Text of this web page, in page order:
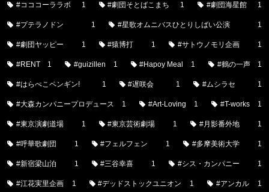
#コココーララボ 1 #劇団そとばこまち 1 #劇団海星館 1
#プテラノドン 1 #星歌オムニバスひとりしばい公演 1
#劇団ヤッピー 1 #猿博打 1 #サトウノモリ企画 1
#RENT 1 #guizillen 1 #Hapoy Meal 1 #鶴の一声 1
#はらぺこペンギン! 1 #遅咲会 1 #ムシラセ 1
#大森カンパニープロデュース 1 #Art-Loving 1 #T-works 1
#東京演劇道場 1 #東京芸術劇場 1 #月影番外地 1
#呼華歌劇団 1 #フェルフェン 1 #多摩美術大学 1
#新宿梁山泊 1 #三谷幸喜 1 #シス・カンパニー 1
#江花実里企画 1 #デッドストックユニオン 1 #アンカル 1